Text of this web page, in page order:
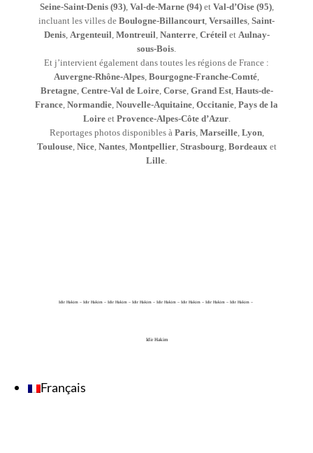
Seine-Saint-Denis (93), Val-de-Marne (94)et Val-d’Oise (95),
incluant les villes de Boulogne-Billancourt Versailles Saint-
Denis, Argenteuil Montreuil Nanterre, Créteil et Aulnay-
sous-Bois
Et j’intervient également dans toutes les régions de France :
Auvergne-Rhône-Alpes Bourgogne-Franche-Comté
Bretagne, Centre-Val de Loire, Corse, Grand Est, Hauts-de-
France Normandie Nouvelle-Aquitaine Occitanie Pays de la
Loireet Provence-Alpes-Côte d’Azur.
Reportages photos disponibles à Paris, Marseille, Lyon,
Toulouse, Nice, Nantes, Montpellier, Strasbourg Bordeaux et
Lille
Idir Hakim – Idir Hakim – Idir Hakim – Idir Hakim – Idir Hakim – Idir Hakim – Idir Hakim – Idir Hakim –
Idir Hakim
Français